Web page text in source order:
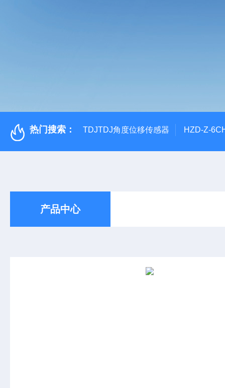
热门搜索： TDJTDJ角度位移传感器 HZD-Z-
产品中心